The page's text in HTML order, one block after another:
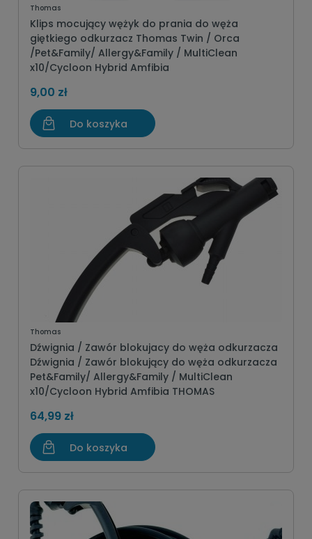
Thomas
Klips mocujący wężyk do prania do węża
giętkiego odkurzacz Thomas Twin / Orca
/Pet&Family/ Allergy&Family / MultiClean
x10/Cycloon Hybrid Amfibia
9,00 zł
Do koszyka
Thomas
Dźwignia / Zawór blokujacy do węża odkurzacza
Dźwignia / Zawór blokujący do węża odkurzacza
Pet&Family/ Allergy&Family / MultiClean
x10/Cycloon Hybrid Amfibia THOMAS
64,99 zł
Do koszyka